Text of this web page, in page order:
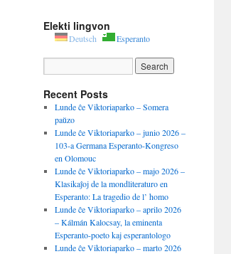
Elekti lingvon
Deutsch Esperanto
Recent Posts
Lunde ĉe Viktoriaparko – Somera
paŭzo
Lunde ĉe Viktoriaparko – junio 2026 –
103-a Germana Esperanto-Kongreso
en Olomouc
Lunde ĉe Viktoriaparko – majo 2026 –
Klasikaĵoj de la mondliteraturo en
Esperanto: La tragedio de l’ homo
Lunde ĉe Viktoriaparko – aprilo 2026
– Kálmán Kalocsay, la eminenta
Esperanto-poeto kaj esperantologo
Lunde ĉe Viktoriaparko – marto 2026